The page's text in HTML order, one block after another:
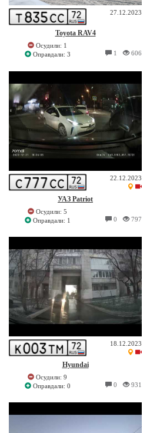
27.12.2023
Toyota RAV4
Осудили: 1
Оправдали: 3
606
1
22.12.2023
УАЗ Patriot
Осудили: 5
Оправдали: 1
797
0
18.12.2023
Hyundai
Осудили: 9
Оправдали: 0
931
0